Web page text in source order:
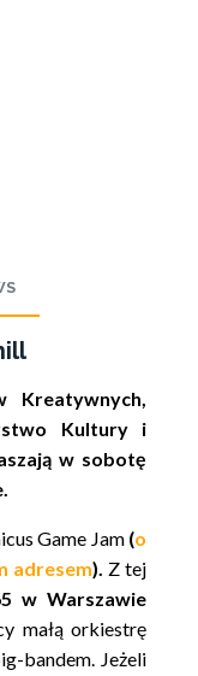
Kreatywnych,
Kultury i
w sobotę
Game Jam(o
adresem). Z tej
w Warszawie
małą orkiestrę
bandem. Jeżeli